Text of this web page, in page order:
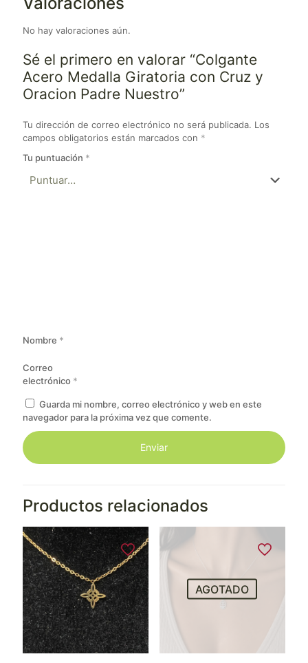
No hay valoraciones aún.
Sé el primero en valorar “Colgante
Acero Medalla Giratoria con Cruz y
Oracion Padre Nuestro”
Tu dirección de correo electrónico no será publicada. Los
campos obligatorios están marcados con *
Tu puntuación *
Nombre *
Correo
electrónico *
Guarda mi nombre, correo electrónico y web en este
navegador para la próxima vez que comente.
Productos relacionados
AGOTADO